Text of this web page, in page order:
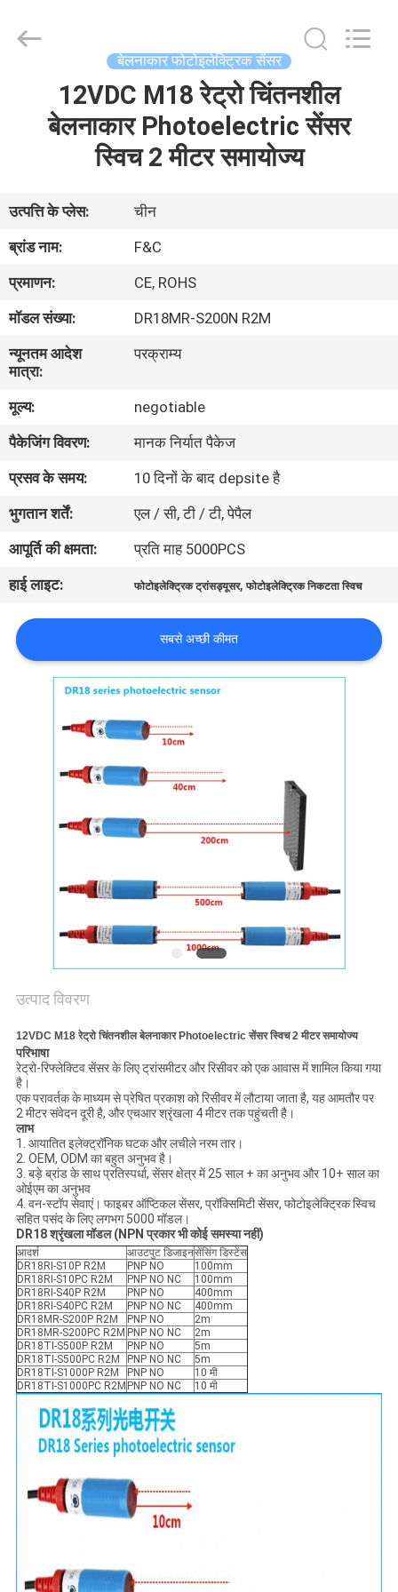
हमारे
बारे
में
कारखाना
भ्रमण
गुणवत्ता
नियंत्रण
संपर्क
करें
समाचार
एक
उद्धरण
साइटमैप
PRIVACY
POLICY
(Hunan)
Co.,Ltd.
बेलनाकार फोटोइलेक्ट्रिक सेंसर
12VDC M18 रेट्रो चिंतनशील
बेलनाकार Photoelectric सेंसर
स्विच 2 मीटर समायोज्य
उत्पत्ति के प्लेस:
चीन
ब्रांड नाम:
F&C
प्रमाणन:
CE, ROHS
मॉडल संख्या:
DR18MR-S200N R2M
न्यूनतम आदेश
मात्रा:
परक्राम्य
मूल्य:
negotiable
पैकेजिंग विवरण:
मानक निर्यात पैकेज
प्रसव के समय:
10 दिनों के बाद depsite है
भुगतान शर्तें:
एल / सी, टी / टी, पेपैल
आपूर्ति की क्षमता:
प्रति माह 5000PCS
हाई लाइट:
फोटोइलेक्ट्रिक ट्रांसड्यूसर,फोटोइलेक्ट्रिक निकटता स्विच
सबसे अच्छी कीमत
उत्पाद विवरण
12VDC M18 रेट्रो चिंतनशील बेलनाकार Photoelectric सेंसर स्विच 2 मीटर समायोज्य
परिभाषा
रेट्रो-रिफ्लेक्टिव सेंसर के लिए ट्रांसमीटर और रिसीवर को एक आवास में शामिल किया गया
है।
एक परावर्तक के माध्यम से प्रेषित प्रकाश को रिसीवर में लौटाया जाता है, यह आमतौर पर
2 मीटर संवेदन दूरी है, और एचआर श्रृंखला 4 मीटर तक पहुंचती है।
लाभ
1. आयातित इलेक्ट्रॉनिक घटक और लचीले नरम तार।
2. OEM, ODM का बहुत अनुभव है।
3. बड़े ब्रांड के साथ प्रतिस्पर्धा, सेंसर क्षेत्र में 25 साल + का अनुभव और 10+ साल का
ओईएम का अनुभव
4. वन-स्टॉप सेवाएं। फाइबर ऑप्टिकल सेंसर, प्रॉक्सिमिटी सेंसर, फोटोइलेक्ट्रिक स्विच
सहित पसंद के लिए लगभग 5000 मॉडल।
DR18 श्रृंखला मॉडल (NPN प्रकार भी कोई समस्या नहीं)
आदर्श आउटपुट डिजाइनसेंसिंग डिस्टेंस
DR18RI-S10P R2M
PNP NO
100mm
DR18RI-S10PC R2M
PNP NO NC
100mm
DR18RI-S40P R2M
PNP NO
400mm
DR18RI-S40PC R2M
PNP NO NC
400mm
DR18MR-S200P R2M
PNP NO
2m
DR18MR-S200PC R2M PNP NO NC
2m
DR18TI-S500P R2M
PNP NO
5m
DR18TI-S500PC R2M
PNP NO NC
5m
DR18TI-S1000P R2M
PNP NO
10 मी
DR18TI-S1000PC R2M PNP NO NC 10 मी